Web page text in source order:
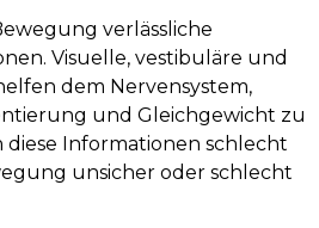
verlässliche
Visuelle, vestibuläre und
dem Nervensystem,
und Gleichgewicht zu
Informationen schlecht
unsicher oder schlecht